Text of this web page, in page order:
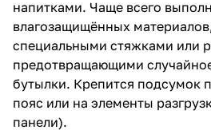
напитками. Чаще всего
влагозащищённых
специальными стяжками или
предотвращающими
бутылки. Крепится подсумок
пояс или на элементы
панели).